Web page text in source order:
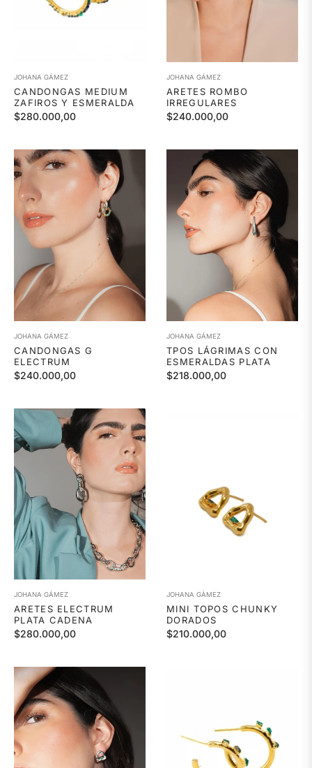
JOHANA GÁMEZ
CANDONGAS MEDIUM
ZAFIROS Y ESMERALDA
Precio
$280.000,00
JOHANA GÁMEZ
ARETES ROMBO
IRREGULARES
Precio
$240.000,00
JOHANA GÁMEZ
CANDONGAS G
ELECTRUM
Precio
$240.000,00
JOHANA GÁMEZ
TPOS LÁGRIMAS CON
ESMERALDAS PLATA
Precio
$218.000,00
JOHANA GÁMEZ
ARETES ELECTRUM
PLATA CADENA
Precio
$280.000,00
JOHANA GÁMEZ
MINI TOPOS CHUNKY
DORADOS
Precio
$210.000,00